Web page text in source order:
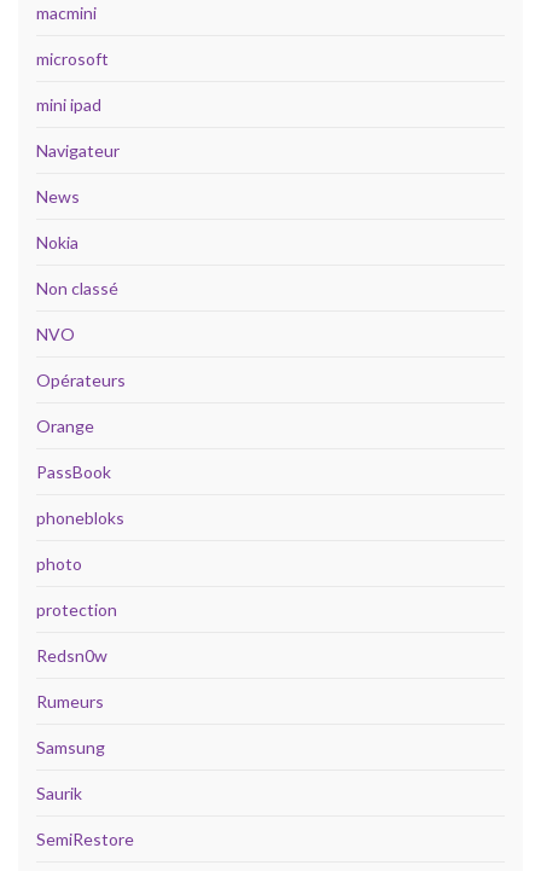
macmini
microsoft
mini ipad
Navigateur
News
Nokia
Non classé
NVO
Opérateurs
Orange
PassBook
phonebloks
photo
protection
Redsn0w
Rumeurs
Samsung
Saurik
SemiRestore